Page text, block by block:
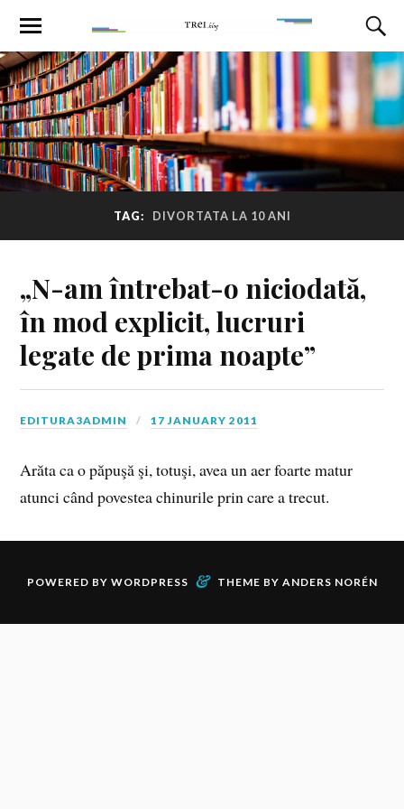
TAG: DIVORTATA LA 10 ANI
„N-am întrebat-o niciodată,
în mod explicit, lucruri
legate de prima noapte”
EDITURA3ADMIN 17 JANUARY 2011
Arăta ca o păpuşă şi, totuşi, avea un aer foarte matur
atunci când povestea chinurile prin care a trecut.
POWERED BY WORDPRESS & THEME BY ANDERS NORÉN